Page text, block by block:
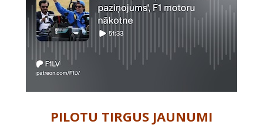
PILOTU TIRGUS JAUNUMI